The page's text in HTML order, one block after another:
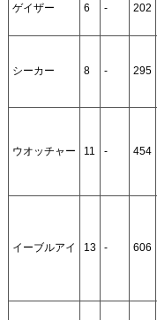
ゲイザー 6 - 202
シーカー 8 - 295
ウオッチャー 11 - 454
イーブルアイ 13 - 606